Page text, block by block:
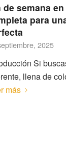
de semana
para
2025
Si
llena de
más